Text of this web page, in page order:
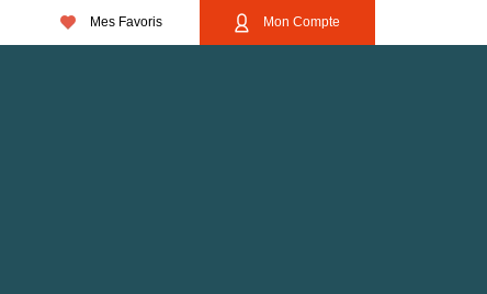
Mes Favoris Mon Compte